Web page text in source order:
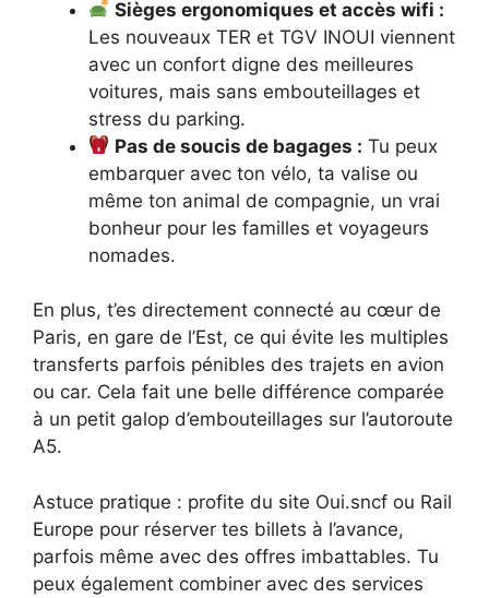
Sièges ergonomiques et accès wifi :
Les nouveaux TER et TGV INOUI viennent
avec un confort digne des meilleures
voitures, mais sans embouteillages et
stress du parking.
Pas de soucis de bagages : Tu peux
embarquer avec ton vélo, ta valise ou
même ton animal de compagnie, un vrai
bonheur pour les familles et voyageurs
nomades.
En plus, t’es directement connecté au cœur de
Paris, en gare de l’Est, ce qui évite les multiples
transferts parfois pénibles des trajets en avion
ou car. Cela fait une belle différence comparée
à un petit galop d’embouteillages sur l’autoroute
A5.
Astuce pratique : profite du site Oui.sncf ou Rail
Europe pour réserver tes billets à l’avance,
parfois même avec des offres imbattables. Tu
peux également combiner avec des services